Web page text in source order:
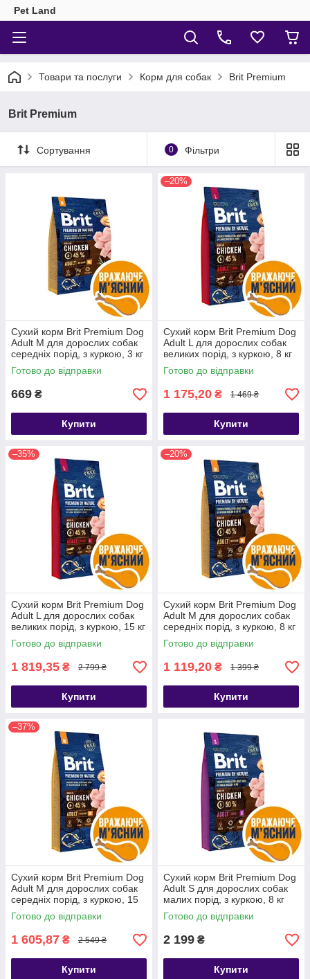
Pet Land
Товари та послуги Корм для собак Brit Premium
Brit Premium
Сортування 0 Фільтри
Сухий корм Brit Premium Dog
Adult M для дорослих собак
середніх порід, з куркою, 3 кг
Готово до відправки
669 ₴
Купити
–20%
Сухий корм Brit Premium Dog
Adult L для дорослих собак
великих порід, з куркою, 8 кг
Готово до відправки
1 175,20 ₴ 1 469 ₴
Купити
–35%
Сухий корм Brit Premium Dog
Adult L для дорослих собак
великих порід, з куркою, 15 кг
Готово до відправки
1 819,35 ₴ 2 799 ₴
Купити
–20%
Сухий корм Brit Premium Dog
Adult M для дорослих собак
середніх порід, з куркою, 8 кг
Готово до відправки
1 119,20 ₴ 1 399 ₴
Купити
–37%
Сухий корм Brit Premium Dog
Adult M для дорослих собак
середніх порід, з куркою, 15
кг
Готово до відправки
1 605,87 ₴ 2 549 ₴
Купити
Сухий корм Brit Premium Dog
Adult S для дорослих собак
малих порід, з куркою, 8 кг
Готово до відправки
2 199 ₴
Купити